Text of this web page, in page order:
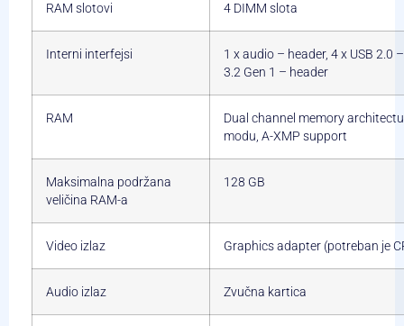
RAM slotovi 4 DIMM slota
Interni interfejsi
1 x audio – header, 4 x USB 2.0
3.2 Gen 1 – header
RAM
Dual channel memory
modu, A-XMP support
Maksimalna podržana
veličina RAM-a
128 GB
Video izlaz Graphics adapter (potreban je
Audio izlaz Zvučna kartica